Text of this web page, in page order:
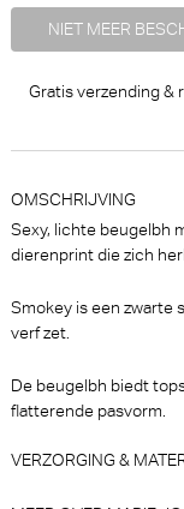
PrimaDonna
€ 35,90
NIET MEER
Gratis verzending &
OMSCHRIJVING
Sexy, lichte beugelbh
dierenprint die zich
Smokey is een zwarte
verf zet.
De beugelbh biedt
flatterende pasvorm.
VERZORGING &